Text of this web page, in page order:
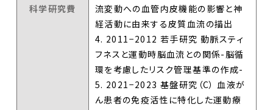
科学研究費
流変動への血管内皮機能の影響と神
経活動に由来する皮質血流の描出
4. 2011−2012 若手研究 動脈スティ
フネスと運動時脳血流との関係-脳循
環を考慮したリスク管理基準の作成-
5. 2021−2023 基盤研究（C） 血液が
ん患者の免疫活性に特化した運動療